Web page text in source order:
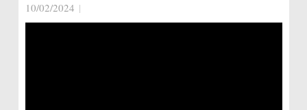
10/02/2024 |